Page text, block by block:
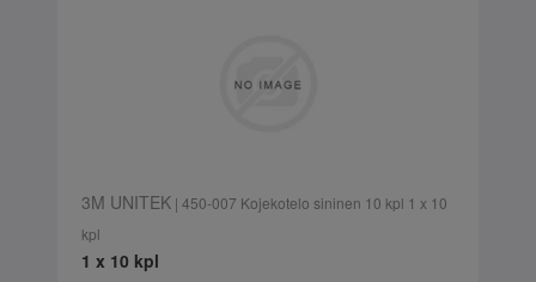
3M UNITEK| 450-007 Kojekotelo sininen 10 kpl 1 x 10
kpl
1 x 10 kpl